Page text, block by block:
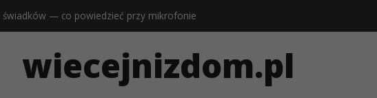
świadków — co powiedzieć przy mikrofonie
córki — słowa rodziców w jej dniu
siostry — od kogoś, kto zna ją najdłużej
ślubu — rymy na jubileusz
wiecejnizdom.pl